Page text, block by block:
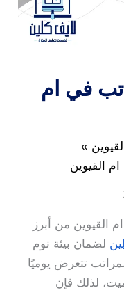
في ام
القيوين
من أبرز
لضمان بيئة نوم
تتعرض يوميًا
لذلك فإن